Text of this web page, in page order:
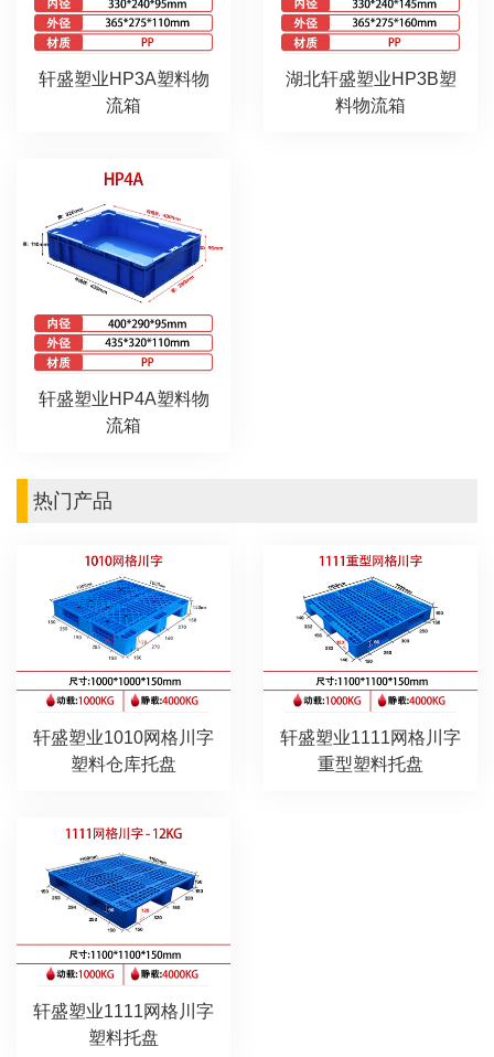
轩盛塑业HP3A塑料物
流箱
湖北轩盛塑业HP3B塑
料物流箱
轩盛塑业HP4A塑料物
流箱
热门产品
轩盛塑业1010网格川字
塑料仓库托盘
轩盛塑业1111网格川字
重型塑料托盘
轩盛塑业1111网格川字
塑料托盘